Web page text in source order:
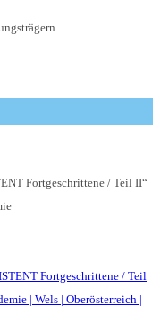
Fortgeschrittene / Teil II“